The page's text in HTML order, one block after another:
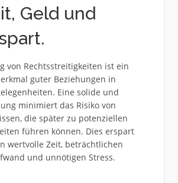
Geld und
von Rechtsstreitigkeiten ist ein
guter Beziehungen in
Eine solide und
minimiert das Risiko von
die später zu potenziellen
führen können. Dies erspart
wertvolle Zeit, beträchtlichen
und unnötigen Stress.